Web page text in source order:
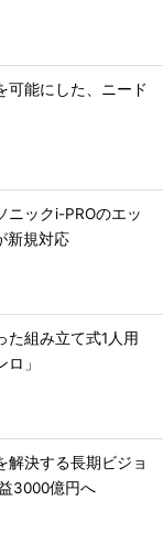
可能にした、ニード
ニックi-PROのエッ
新規対応
た組み立て式1人用
」
解決する長期ビジョ
3000億円へ